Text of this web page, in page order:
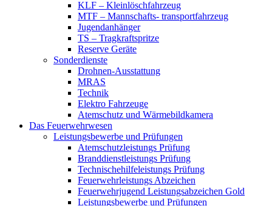
KLF – Kleinlöschfahrzeug
MTF – Mannschafts- transportfahrzeug
Jugendanhänger
TS – Tragkraftspritze
Reserve Geräte
Sonderdienste
Drohnen-Ausstattung
MRAS
Technik
Elektro Fahrzeuge
Atemschutz und Wärmebildkamera
Das Feuerwehrwesen
Leistungsbewerbe und Prüfungen
Atemschutzleistungs Prüfung
Branddienstleistungs Prüfung
Technischehilfeleistungs Prüfung
Feuerwehrleistungs Abzeichen
Feuerwehrjugend Leistungsabzeichen Gold
Leistungsbewerbe und Prüfungen